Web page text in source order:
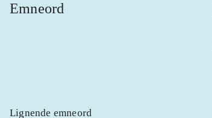
Emneord
Lignende emneord